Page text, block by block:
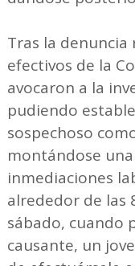
Tras la
efectivos de la
avocaron a la
pudiendo
sospechoso
montándose
inmediaciones
alrededor de las
sábado, cuando
causante, un